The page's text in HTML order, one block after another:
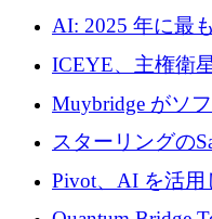
250万ユーロを
AI: 2025 年に最
ICEYE、主権衛
るために 3 億ユ
Muybridge がソ
ラ テクノロジー
で 1,600 万ドル
スターリングの
グループ利益は
Pivot、AI を活用
ラットフォーム